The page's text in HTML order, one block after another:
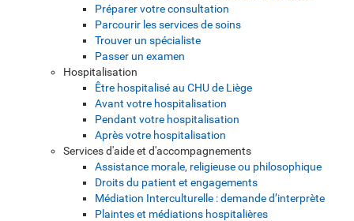
Préparer votre consultation
Parcourir les services de soins
Trouver un spécialiste
Passer un examen
Hospitalisation
Être hospitalisé au CHU de Liège
Avant votre hospitalisation
Pendant votre hospitalisation
Après votre hospitalisation
Services d'aide et d'accompagnements
Assistance morale, religieuse ou philosophique
Droits du patient et engagements
Médiation Interculturelle : demande d’interprète
Plaintes et médiations hospitalières